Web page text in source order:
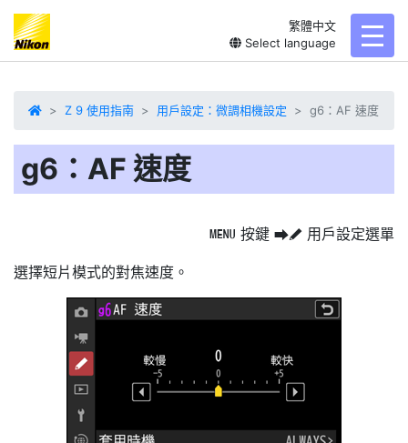
繁體中文
Select language
Z 9 使用指南 用戶設定：微調相機設定 g6：AF 速度
g6：AF 速度
G 按鍵 UA 用戶設定選單
選擇短片模式的對焦速度 。